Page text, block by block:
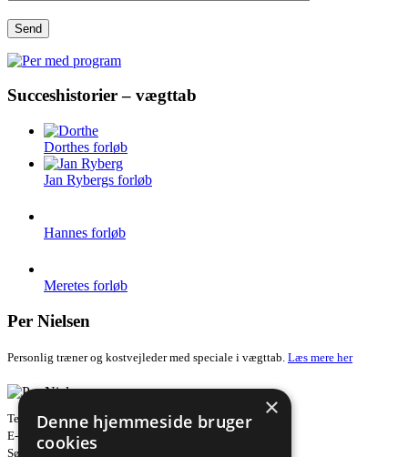
Succeshistorier – vægttab
Dorthes forløb
Jan Rybergs forløb
Hannes forløb
Meretes forløb
Per Nielsen
Personlig træner og kostvejleder med speciale i vægttab. Læs mere her
Telefon: +45 26 28 61 70
E-mail: info@pernielsen.com
Søndre Strandvej 10, 1. sal, 3000 Helsingør
×
Denne hjemmeside bruger
cookies